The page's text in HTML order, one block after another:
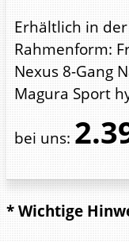
Erhältlich in
Rahmenform:
Nexus 8-Gang
Magura Sport
bei uns:
* Wichtige